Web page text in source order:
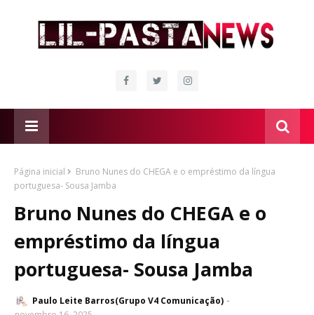
Página inicial
Bruno Nunes do CHEGA e o empréstimo da língua
portuguesa- Sousa Jamba
Bruno Nunes do CHEGA e o
empréstimo da língua
portuguesa- Sousa Jamba
Paulo Leite Barros(Grupo V4 Comunicação)